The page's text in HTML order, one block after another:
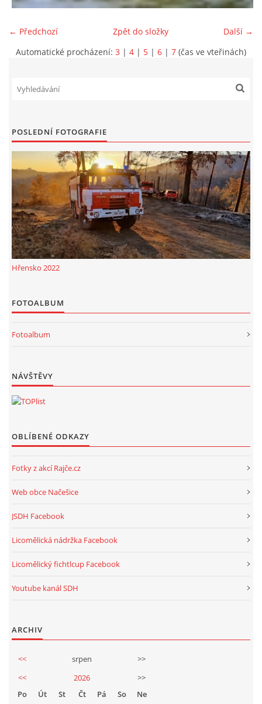
← Předchozí Další →
Zpět do složky
Automatické procházení: 3 | 4 | 5 | 6 | 7 (čas ve vteřinách)
POSLEDNÍ FOTOGRAFIE
Hřensko 2022
FOTOALBUM
Fotoalbum
NÁVŠTĚVY
OBLÍBENÉ ODKAZY
Fotky z akcí Rajče.cz
Web obce Načešice
JSDH Facebook
Licomělická nádržka Facebook
Licomělický fichtlcup Facebook
Youtube kanál SDH
ARCHIV
<< srpen
>>
<<
2026
>>
Po
Út St Čt Pá So Ne